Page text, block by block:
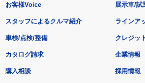
お客様Voice
スタッフによるクルマ紹介
展示車/試
ラインア
車検/点検/整備 クレジッ
カタログ請求
購入相談
企業情報
採用情報